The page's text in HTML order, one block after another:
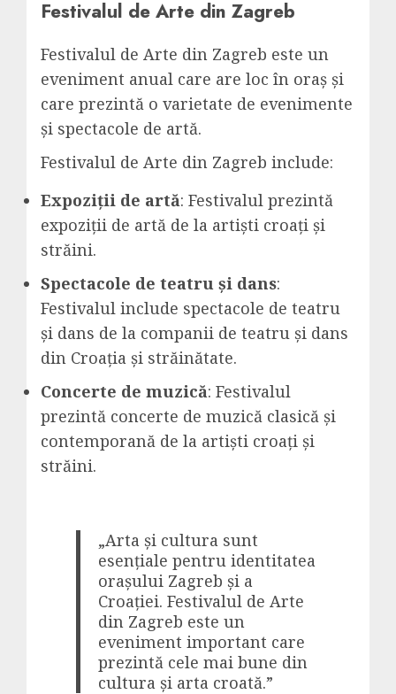
Festivalul de Arte din Zagreb
Festivalul de Arte din Zagreb este un
eveniment anual care are loc în oraș și
care prezintă o varietate de evenimente
și spectacole de artă.
Festivalul de Arte din Zagreb include:
Expoziții de artă: Festivalul prezintă
expoziții de artă de la artiști croați și
străini.
Spectacole de teatru și dans:
Festivalul include spectacole de teatru
și dans de la companii de teatru și dans
din Croația și străinătate.
Concerte de muzică: Festivalul
prezintă concerte de muzică clasică și
contemporană de la artiști croați și
străini.
„Arta și cultura sunt
esențiale pentru identitatea
orașului Zagreb și a
Croației. Festivalul de Arte
din Zagreb este un
eveniment important care
prezintă cele mai bune din
cultura și arta croată.”